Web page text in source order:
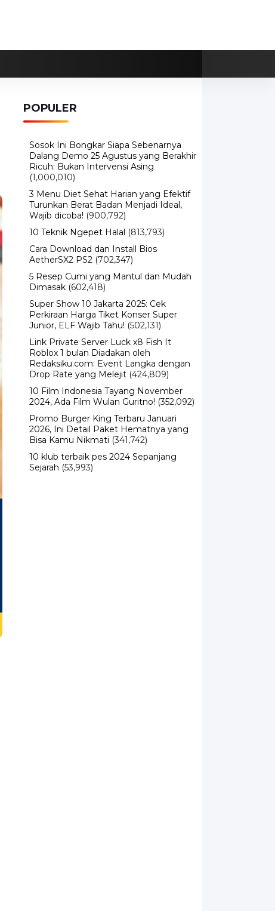
Ricuh: Bukan Intervensi Asing
(1,000,010)
3 Menu Diet Sehat Harian yang Efektif
Wajib dicoba! (900,792)
10 Teknik Ngepet Halal
Cara Download dan Install Bios
5 Resep Cumi yang Mantul dan Mudah
Super Show 10 Jakarta 2025: Cek
Junior, ELF Wajib Tahu! (502,131)
Link Private Server Luck x8 Fish It
Redaksiku.com: Event Langka dengan
Drop Rate yang Melejit (424,809)
10 Film Indonesia Tayang November
Promo Burger King Terbaru Januari
Bisa Kamu Nikmati
(341,742)
10 klub terbaik pes 2024 Sepanjang